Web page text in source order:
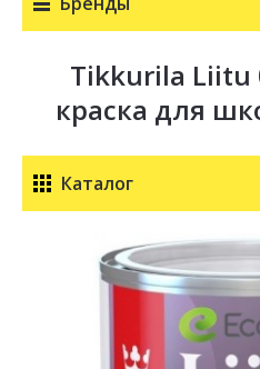
Tikkurila Liitu
краска для
Каталог